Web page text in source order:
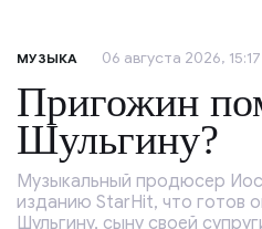
МУЗЫКА 06 августа 2026, 15:17
Пригожин
Шульгину?
Музыкальный продюсер
изданию StarHit, что готов
Шульгину, сыну своей